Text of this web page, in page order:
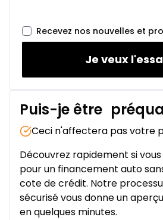
Recevez nos nouvelles et
Je veux
Puis-je être
Ceci n'affectera pas votre
Découvrez rapidement si
pour un financement auto
cote de crédit. Notre
sécurisé vous donne un
en quelques minutes.